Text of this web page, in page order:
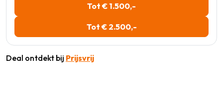
Tot € 1.500,-
Tot € 2.500,-
Deal ontdekt bij Prijsvrij